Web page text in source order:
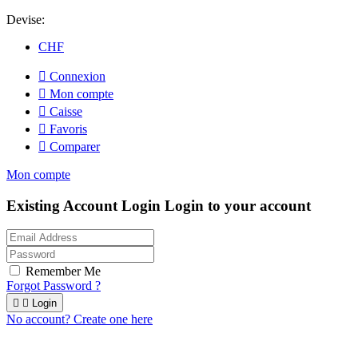
Devise:
CHF
 Connexion
 Mon compte
 Caisse
 Favoris
 Comparer
Mon compte
Existing Account Login Login to your account
Remember Me
Forgot Password ?
  Login
No account? Create one here